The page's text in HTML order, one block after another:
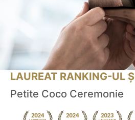
LAUREAT RANKING-UL
Petite Coco Ceremonie